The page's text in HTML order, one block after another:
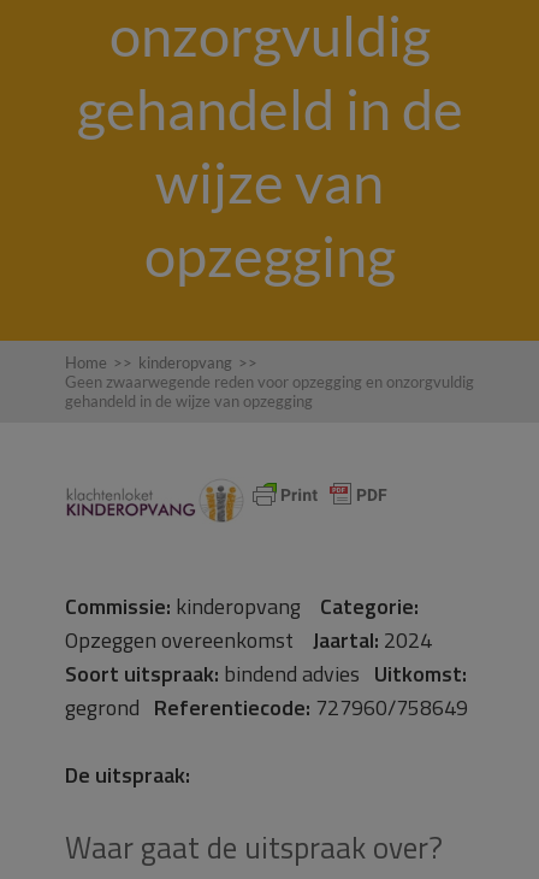
onzorgvuldig
gehandeld in de
wijze van
opzegging
Home >> kinderopvang >>
Geen zwaarwegende reden voor opzegging en onzorgvuldig
gehandeld in de wijze van opzegging
Commissie: kinderopvang Categorie:
Opzeggen overeenkomst Jaartal: 2024
Soort uitspraak: bindend advies Uitkomst:
gegrond Referentiecode: 727960/758649
De uitspraak:
Waar gaat de uitspraak over?